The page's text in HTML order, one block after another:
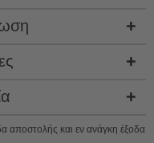
αποστολής και εν ανάγκη έξοδα